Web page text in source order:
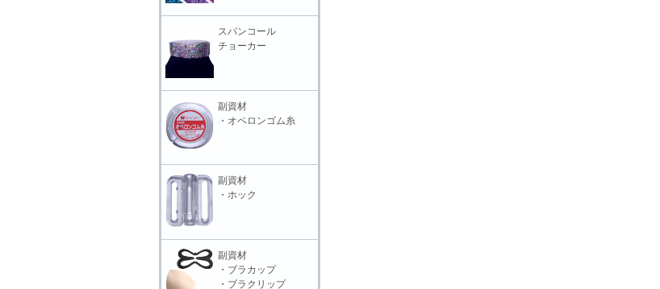
スパンコール
チョーカー
副資材
・オペロンゴム糸
副資材
・ホック
副資材
・ブラカップ
・ブラクリップ